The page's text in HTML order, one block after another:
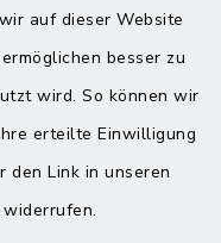
auf dieser Website
besser zu
wird. So können wir
erteilte Einwilligung
den Link in unseren
widerrufen.